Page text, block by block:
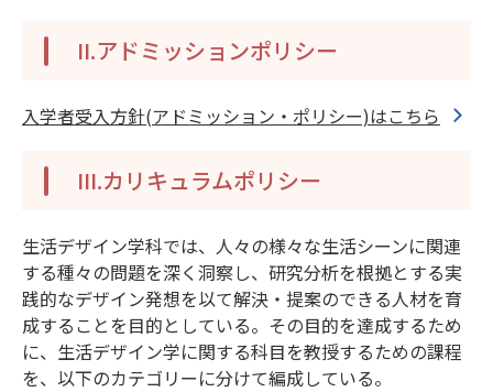
II.アドミッションポリシー
入学者受入方針(アドミッション・ポリシー)はこちら
III.カリキュラムポリシー
生活デザイン学科では、人々の様々な生活シーンに関連
する種々の問題を深く洞察し、研究分析を根拠とする実
践的なデザイン発想を以て解決・提案のできる人材を育
成することを目的としている。その目的を達成するため
に、生活デザイン学に関する科目を教授するための課程
を、以下のカテゴリーに分けて編成している。